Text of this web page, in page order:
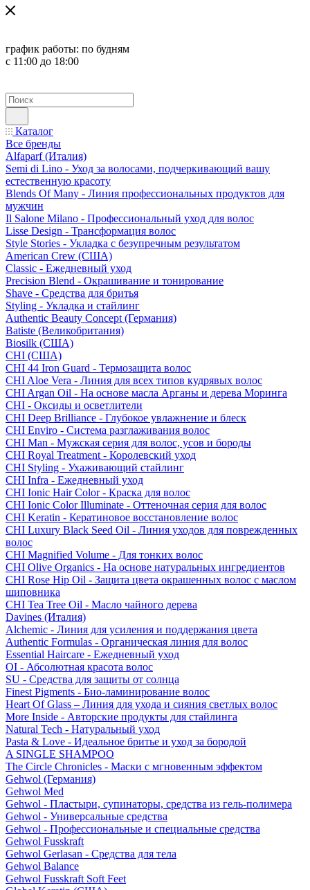
график работы: по будням
с 11:00 до 18:00
Каталог
Все бренды
Alfaparf (Италия)
Semi di Lino - Уход за волосами, подчеркивающий вашу
естественную красоту
Blends Of Many - Линия профессиональных продуктов для
мужчин
Il Salone Milano - Профессиональный уход для волос
Lisse Design - Трансформация волос
Style Stories - Укладка с безупречным результатом
American Crew (США)
Classic - Ежедневный уход
Precision Blend - Окрашивание и тонирование
Shave - Средства для бритья
Styling - Укладка и стайлинг
Authentic Beauty Concept (Германия)
Batiste (Великобритания)
Biosilk (США)
CHI (США)
CHI 44 Iron Guard - Термозащита волос
CHI Aloe Vera - Линия для всех типов кудрявых волос
CHI Argan Oil - На основе масла Арганы и дерева Моринга
CHI - Оксиды и осветлители
CHI Deep Brilliance - Глубокое увлажнение и блеск
CHI Enviro - Система разглаживания волос
CHI Man - Мужская серия для волос, усов и бороды
CHI Royal Treatment - Королевский уход
CHI Styling - Ухаживающий стайлинг
CHI Infra - Ежедневный уход
CHI Ionic Hair Color - Краска для волос
CHI Ionic Color Illuminate - Оттеночная серия для волос
CHI Keratin - Кератиновое восстановление волос
CHI Luxury Black Seed Oil - Линия уходов для поврежденных
волос
CHI Magnified Volume - Для тонких волос
CHI Olive Organics - На основе натуральных ингредиентов
CHI Rose Hip Oil - Защита цвета окрашенных волос с маслом
шиповника
CHI Tea Tree Oil - Масло чайного дерева
Davines (Италия)
Alchemic - Линия для усиления и поддержания цвета
Authentic Formulas - Органическая линия для волос
Essential Haircare - Eжедневный уход
OI - Абсолютная красота волос
SU - Средства для защиты от солнца
Finest Pigments - Био-ламинирование волос
Heart Of Glass – Линия для ухода и сияния светлых волос
More Inside - Авторские продукты для стайлинга
Natural Tech - Натуральный уход
Pasta & Love - Идеальное бритье и уход за бородой
A SINGLE SHAMPOO
The Circle Chronicles - Маски с мгновенным эффектом
Gehwol (Германия)
Gehwol Med
Gehwol - Пластыри, супинаторы, средства из гель-полимера
Gehwol - Универсальные средства
Gehwol - Профессиональные и специальные средства
Gehwol Fusskraft
Gehwol Gerlasan - Средства для тела
Gehwol Balance
Gehwol Fusskraft Soft Feet